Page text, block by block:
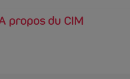
propos du CIM